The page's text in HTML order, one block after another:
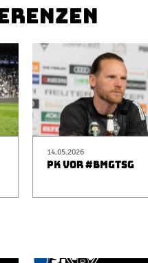
14.05.2026
PK VOR #BMGTSG